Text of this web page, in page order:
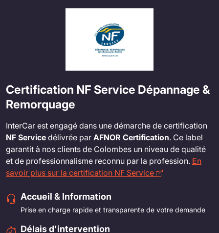
Certification NF Service Dépannage &
Remorquage
InterCar est engagé dans une démarche de certification
NF Service délivrée par AFNOR Certification. Ce label
garantit à nos clients de Colombes un niveau de qualité
et de professionnalisme reconnu par la profession. En
savoir plus sur la certification NF Service
Accueil & Information
Prise en charge rapide et transparente de votre demande
Délais d'intervention